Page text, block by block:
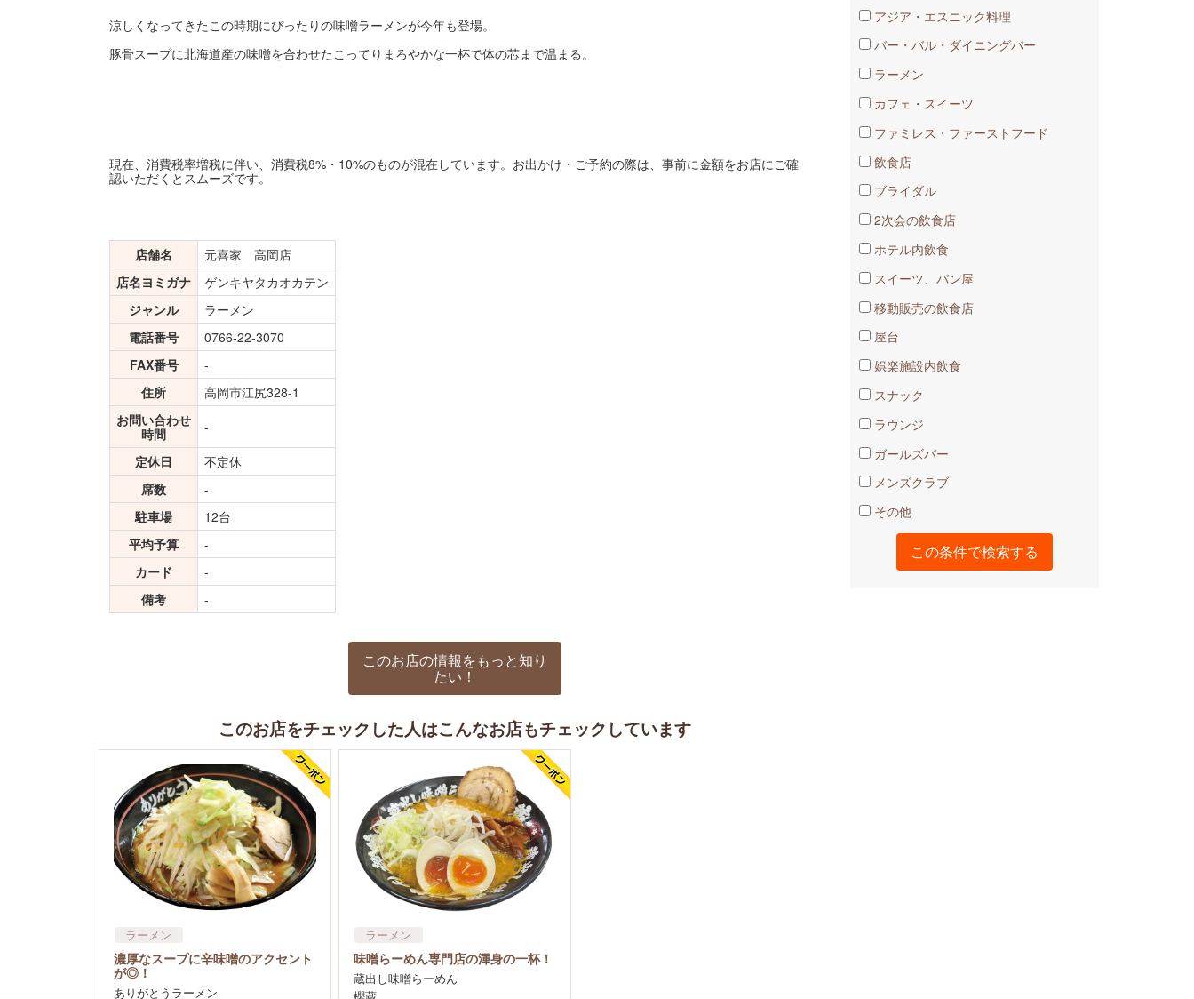
アジア・エスニック料理
バー・バル・ダイニングバー
ラーメン
カフェ・スイーツ
ファミレス・ファーストフード
飲食店
ブライダル
2次会の飲食店
ホテル内飲食
スイーツ、パン屋
移動販売の飲食店
屋台
娯楽施設内飲食
スナック
ラウンジ
ガールズバー
メンズクラブ
その他
涼しくなってきたこの時期にぴったりの味噌ラーメンが今年も登場。
豚骨スープに北海道産の味噌を合わせたこってりまろやかな一杯で体の芯まで温まる。
現在、消費税率増税に伴い、消費税8%・10%のものが混在しています。お出かけ・ご予約の際は、事前に金額をお店にご確
認いただくとスムーズです。
店舗名
元喜家 高岡店
店名ヨミガナ
ゲンキヤタカオカテン
ジャンル
ラーメン
電話番号
0766-22-3070
FAX番号
-
住所
高岡市江尻328-1
お問い合わせ
時間
-
定休日
不定休
席数
-
駐車場
12台
平均予算
-
カード
-
備考
-
このお店の情報をもっと知り
たい！
このお店をチェックした人はこんなお店もチェックしています
ラーメン
濃厚なスープに辛味噌のアクセント
が◎！
ありがとうラーメン
ラーメン
味噌らーめん専門店の渾身の一杯！
蔵出し味噌らーめん